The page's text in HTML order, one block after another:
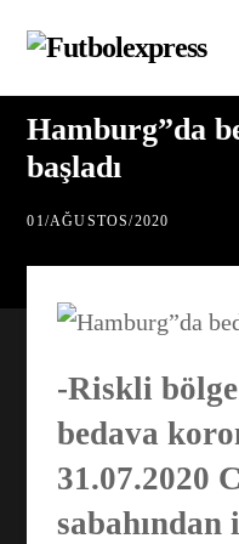
content
Hamburg”da
başladı
01/AĞUSTOS/2020
-Riskli
bedava
31.07.2020